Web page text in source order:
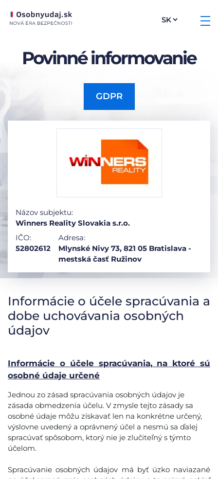
Povinné informovanie
GDPR
Názov subjektu:
Winners Reality Slovakia s.r.o.
IČO:
52802612
Adresa:
Mlynské Nivy 73, 821 05 Bratislava -
mestská časť Ružinov
Informácie o účele spracúvania a
dobe uchovávania osobných
údajov
Informácie o účele spracúvania, na ktoré sú
osobné údaje určené
Jednou zo zásad spracúvania osobných údajov je
zásada obmedzenia účelu. V zmysle tejto zásady sa
osobné údaje môžu získavať len na konkrétne určený,
výslovne uvedený a oprávnený účel a nesmú sa ďalej
spracúvať spôsobom, ktorý nie je zlučiteľný s týmto
účelom.
Spracúvanie osobných údajov má byť úzko naviazané